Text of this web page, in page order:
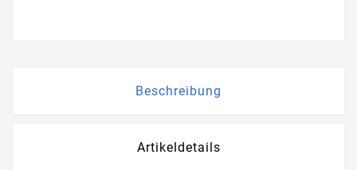
Beschreibung
Artikeldetails